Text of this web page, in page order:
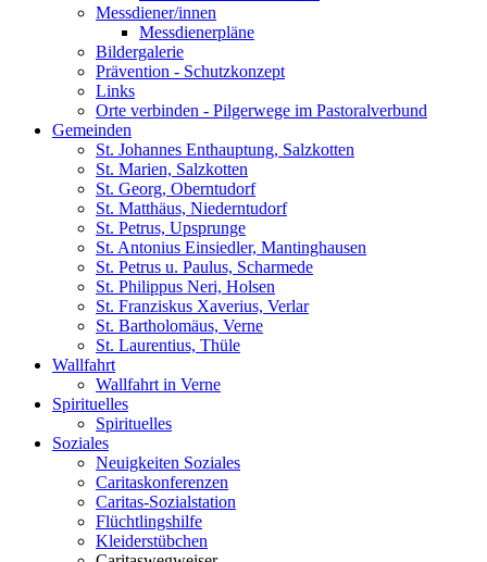
Messdiener/innen
Messdienerpläne
Bildergalerie
Prävention - Schutzkonzept
Links
Orte verbinden - Pilgerwege im Pastoralverbund
Gemeinden
St. Johannes Enthauptung, Salzkotten
St. Marien, Salzkotten
St. Georg, Oberntudorf
St. Matthäus, Niederntudorf
St. Petrus, Upsprunge
St. Antonius Einsiedler, Mantinghausen
St. Petrus u. Paulus, Scharmede
St. Philippus Neri, Holsen
St. Franziskus Xaverius, Verlar
St. Bartholomäus, Verne
St. Laurentius, Thüle
Wallfahrt
Wallfahrt in Verne
Spirituelles
Spirituelles
Soziales
Neuigkeiten Soziales
Caritaskonferenzen
Caritas-Sozialstation
Flüchtlingshilfe
Kleiderstübchen